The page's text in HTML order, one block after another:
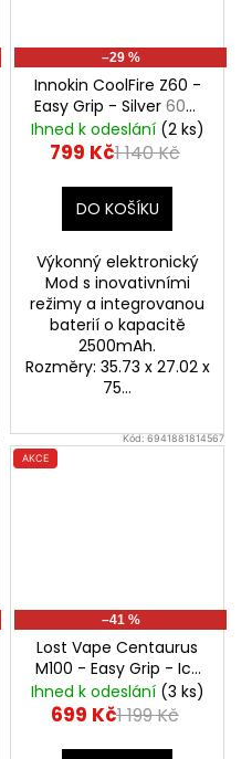
–29 %
Innokin CoolFire Z60 -
Easy Grip - Silver 60W
Mod, 2500mAh
Ihned k odeslání (2 ks)
799 Kč1 140 Kč
DO KOŠÍKU
Výkonný elektronický
Mod s inovativními
režimy a integrovanou
baterií o kapacitě
2500mAh.
Rozměry: 35.73 x 27.02 x
75...
Kód:6941881814567
AKCE
–41 %
Lost Vape Centaurus
M100 - Easy Grip - Icy
Mint100W Mod
Ihned k odeslání (3 ks)
699 Kč1 199 Kč